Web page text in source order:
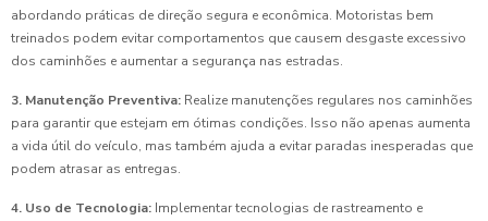
abordando práticas de direção segura e econômica. Motoristas bem
treinados podem evitar comportamentos que causem desgaste excessivo
dos caminhões e aumentar a segurança nas estradas.
3. Manutenção Preventiva: Realize manutenções regulares nos caminhões
para garantir que estejam em ótimas condições. Isso não apenas aumenta
a vida útil do veículo, mas também ajuda a evitar paradas inesperadas que
podem atrasar as entregas.
4. Uso de Tecnologia: Implementar tecnologias de rastreamento e